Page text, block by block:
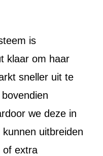
is
klaar om haar
sneller uit te
we deze in
uitbreiden
of extra